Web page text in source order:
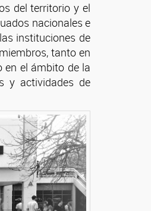
del territorio y el
nacionales e
instituciones de
tanto en
en el ámbito de la
y actividades de